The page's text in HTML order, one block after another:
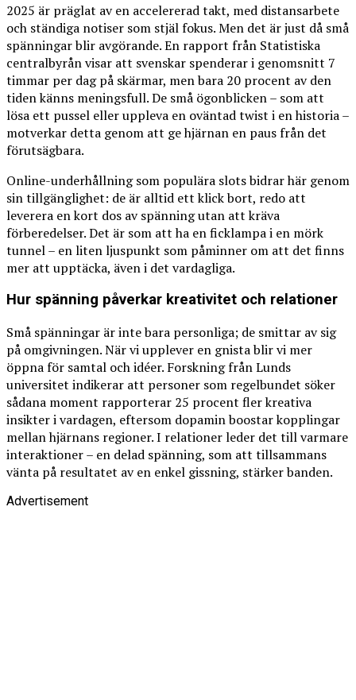
2025 är präglat av en accelererad takt, med distansarbete
och ständiga notiser som stjäl fokus. Men det är just då små
spänningar blir avgörande. En rapport från Statistiska
centralbyrån visar att svenskar spenderar i genomsnitt 7
timmar per dag på skärmar, men bara 20 procent av den
tiden känns meningsfull. De små ögonblicken – som att
lösa ett pussel eller uppleva en oväntad twist i en historia –
motverkar detta genom att ge hjärnan en paus från det
förutsägbara.
Online-underhållning som populära slots bidrar här genom
sin tillgänglighet: de är alltid ett klick bort, redo att
leverera en kort dos av spänning utan att kräva
förberedelser. Det är som att ha en ficklampa i en mörk
tunnel – en liten ljuspunkt som påminner om att det finns
mer att upptäcka, även i det vardagliga.
Hur spänning påverkar kreativitet och relationer
Små spänningar är inte bara personliga; de smittar av sig
på omgivningen. När vi upplever en gnista blir vi mer
öppna för samtal och idéer. Forskning från Lunds
universitet indikerar att personer som regelbundet söker
sådana moment rapporterar 25 procent fler kreativa
insikter i vardagen, eftersom dopamin boostar kopplingar
mellan hjärnans regioner. I relationer leder det till varmare
interaktioner – en delad spänning, som att tillsammans
vänta på resultatet av en enkel gissning, stärker banden.
Advertisement